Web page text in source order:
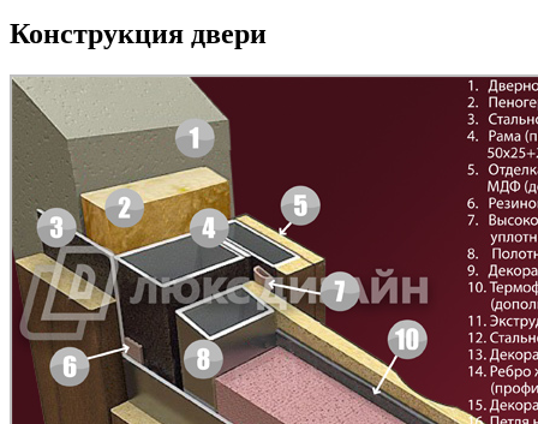
БНТ БУК БАВАРИЯ
Д-11 Н Д-11 С
C43 C44
Конструкция двери